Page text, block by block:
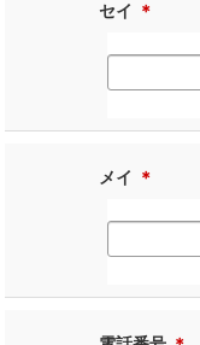
セイ ＊
メイ ＊